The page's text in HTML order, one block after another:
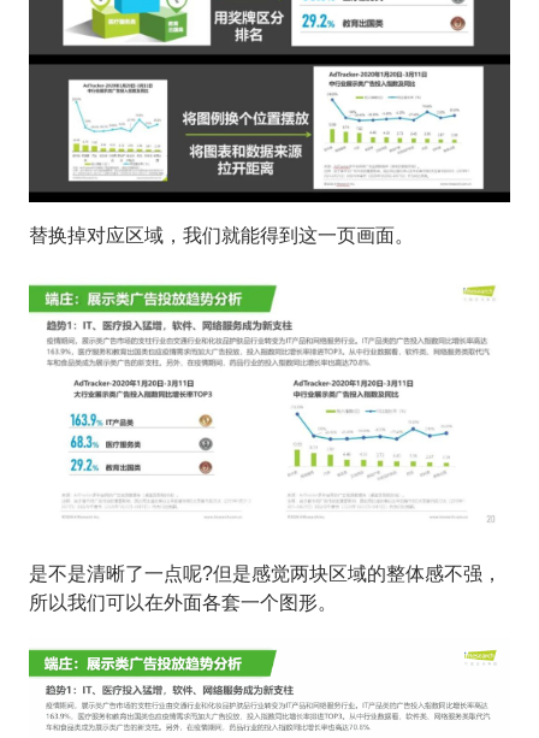
替换掉对应区域，我们就能得到这一页画面。
是不是清晰了一点呢?但是感觉两块区域的整体感不强，
所以我们可以在外面各套一个图形。